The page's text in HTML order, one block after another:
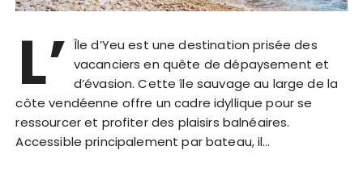
L’ Île d’Yeu est une destination prisée des
vacanciers en quête de dépaysement et
d’évasion. Cette île sauvage au large de la
côte vendéenne offre un cadre idyllique pour se
ressourcer et profiter des plaisirs balnéaires.
Accessible principalement par bateau, il…